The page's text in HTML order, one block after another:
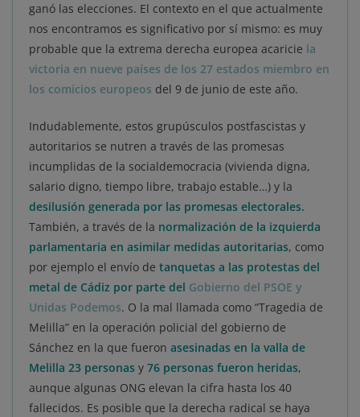
ganó las elecciones. El contexto en el que actualmente
nos encontramos es significativo por sí mismo: es muy
probable que la extrema derecha europea acaricie la
victoria en nueve países de los 27 estados miembro en
los comicios europeos del 9 de junio de este año.
Indudablemente, estos grupúsculos postfascistas y
autoritarios se nutren a través de las promesas
incumplidas de la socialdemocracia (vivienda digna,
salario digno, tiempo libre, trabajo estable…) y la
desilusión generada por las promesas electorales.
También, a través de la normalización de la izquierda
parlamentaria en asimilar medidas autoritarias, como
por ejemplo el envío de tanquetas a las protestas del
metal de Cádiz por parte del Gobierno del PSOE y
Unidas Podemos. O la mal llamada como “Tragedia de
Melilla” en la operación policial del gobierno de
Sánchez en la que fueron asesinadas en la valla de
Melilla 23 personas y 76 personas fueron heridas,
aunque algunas ONG elevan la cifra hasta los 40
fallecidos. Es posible que la derecha radical se haya